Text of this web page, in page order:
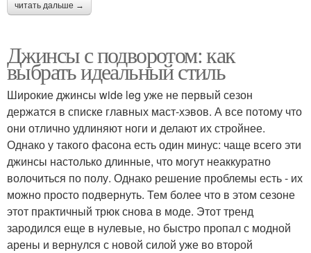
читать дальше →
Джинсы с подворотом: как
выбрать идеальный стиль
Широкие джинсы wide leg уже не первый сезон
держатся в списке главных маст-хэвов. А все потому что
они отлично удлиняют ноги и делают их стройнее.
Однако у такого фасона есть один минус: чаще всего эти
джинсы настолько длинные, что могут неаккуратно
волочиться по полу. Однако решение проблемы есть - их
можно просто подвернуть. Тем более что в этом сезоне
этот практичный трюк снова в моде. Этот тренд
зародился еще в нулевые, но быстро пропал с модной
арены и вернулся с новой силой уже во второй